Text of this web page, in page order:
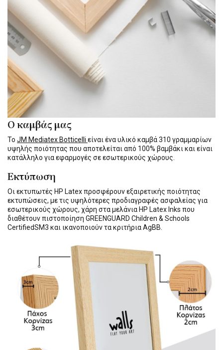
Ο καμβάς μας
Το JM Mediatex Botticelli είναι ένα υλικό καμβά 310 γραμμαρίων
υψηλής ποιότητας που αποτελείται από 100% βαμβάκι και είναι
κατάλληλο για εφαρμογές σε εσωτερικούς χώρους.
Εκτύπωση
Οι εκτυπωτές HP Latex προσφέρουν εξαιρετικής ποιότητας
εκτυπώσεις, με τις υψηλότερες προδιαγραφές ασφαλείας για
εσωτερικούς χώρους, χάρη στα μελάνια HP Latex Inks που
διαθέτουν πιστοποίηση GREENGUARD Children & Schools
CertifiedSM3 και ικανοποιούν τα κριτήρια AgBB.